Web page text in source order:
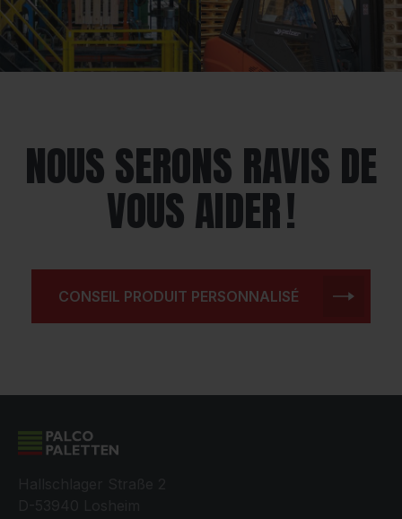
NOUS SERONS RAVIS DE
VOUS AIDER !
CONSEIL PRODUIT PERSONNALISÉ